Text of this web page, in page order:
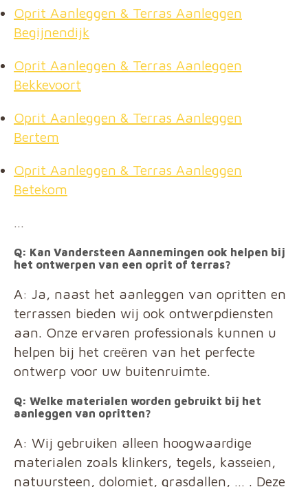
Oprit Aanleggen & Terras Aanleggen
Begijnendijk
Oprit Aanleggen & Terras Aanleggen
Bekkevoort
Oprit Aanleggen & Terras Aanleggen
Bertem
Oprit Aanleggen & Terras Aanleggen
Betekom
…
Q: Kan Vandersteen Aannemingen ook helpen bij
het ontwerpen van een oprit of terras?
A: Ja, naast het aanleggen van opritten en
terrassen bieden wij ook ontwerpdiensten
aan. Onze ervaren professionals kunnen u
helpen bij het creëren van het perfecte
ontwerp voor uw buitenruimte.
Q: Welke materialen worden gebruikt bij het
aanleggen van opritten?
A: Wij gebruiken alleen hoogwaardige
materialen zoals klinkers, tegels, kasseien,
natuursteen, dolomiet, grasdallen, … . Deze